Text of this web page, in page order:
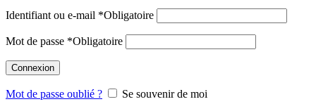
Identifiant ou e-mail *Obligatoire
Mot de passe *Obligatoire
Connexion
Mot de passe oublié ?
Se souvenir de moi